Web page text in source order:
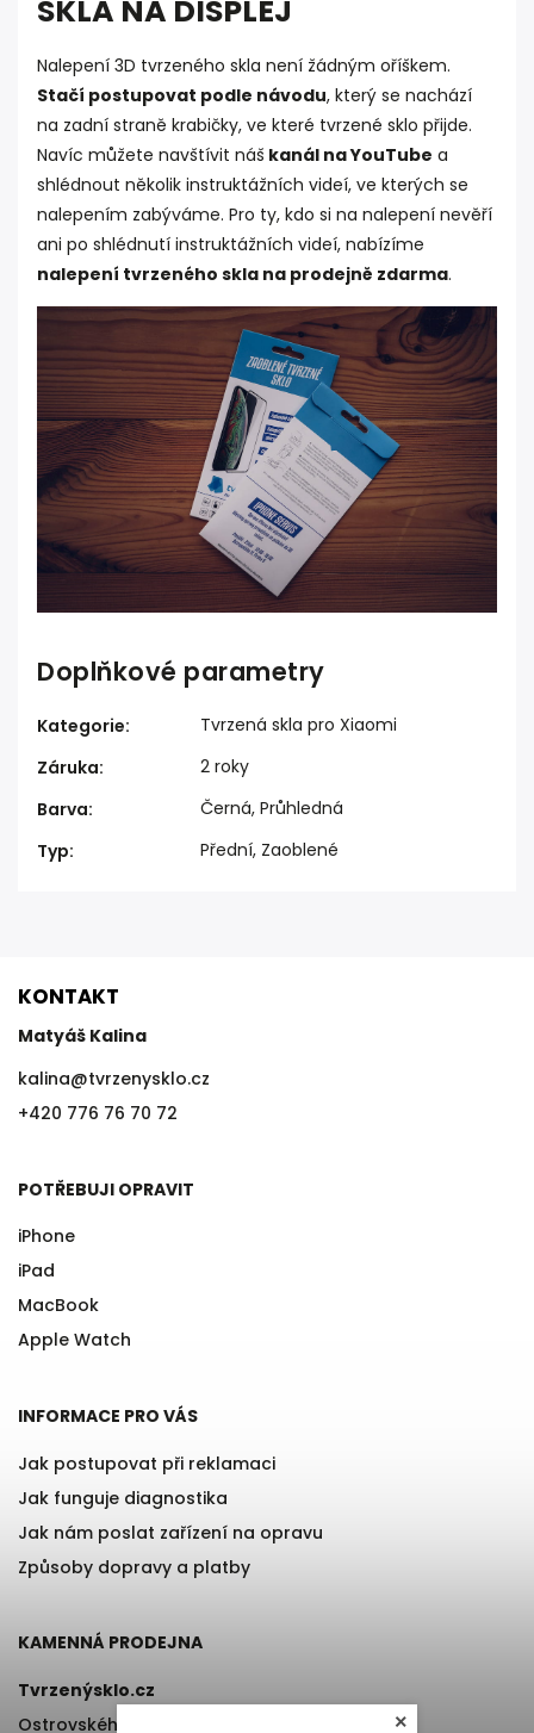
SKLA NA DISPLEJ
Nalepení 3D tvrzeného skla není žádným oříškem.
Stačí postupovat podle návodu, který se nachází
na zadní straně krabičky, ve které tvrzené sklo přijde.
Navíc můžete navštívit náš kanál na YouTube a
shlédnout několik instruktážních videí, ve kterých se
nalepením zabýváme. Pro ty, kdo si na nalepení nevěří
ani po shlédnutí instruktážních videí, nabízíme
nalepení tvrzeného skla na prodejně zdarma.
Doplňkové parametry
Kategorie:
Tvrzená skla pro Xiaomi
Záruka:
2 roky
Barva:
Černá, Průhledná
Typ: Přední, Zaoblené
KONTAKT
Matyáš Kalina
kalina@tvrzenysklo.cz
+420 776 76 70 72
POTŘEBUJI OPRAVIT
iPhone
iPad
MacBook
Apple Watch
INFORMACE PRO VÁS
Jak postupovat při reklamaci
Jak funguje diagnostika
Jak nám poslat zařízení na opravu
Způsoby dopravy a platby
KAMENNÁ PRODEJNA
Tvrzenýsklo.cz
Ostrovského 971/11, Praha 5
×